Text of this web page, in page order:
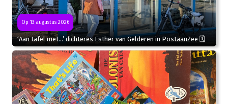
Op 13 augustus 2026
‘Aan tafel met…’ dichteres Esther van Gelderen in PostaanZee 🗓